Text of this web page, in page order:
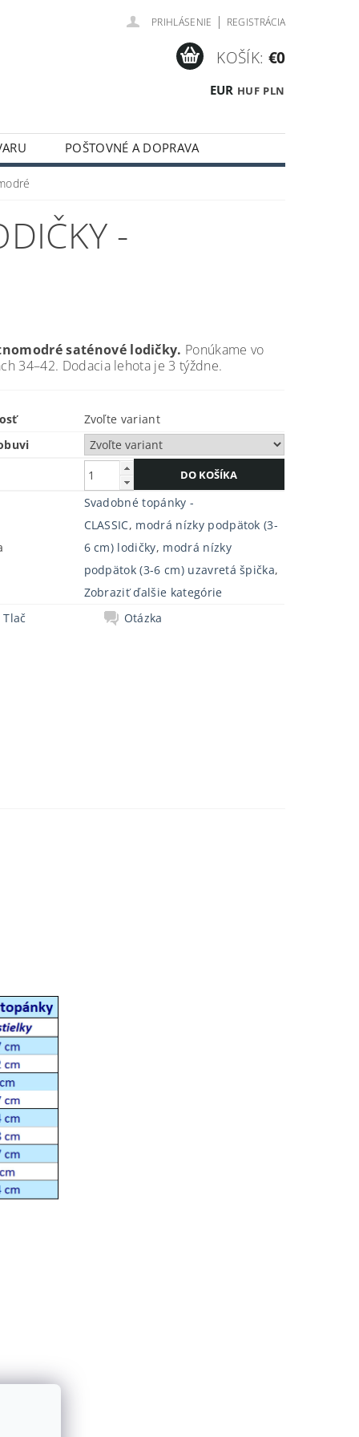
PRIHLÁSENIE | REGISTRÁCIA
EUR HUF PLN
KOŠÍK: €0
POŠTOVNÉ A DOPRAVA
-
saténové lodičky. Ponúkame vo
34–42. Dodacia lehota je 3 týždne.
Zvoľte variant
Svadobné topánky -
CLASSIC, modrá nízky podpätok (3-
6 cm) lodičky, modrá nízky
podpätok (3-6 cm) uzavretá špička,
Zobraziť ďalšie kategórie
Tlač
Otázka